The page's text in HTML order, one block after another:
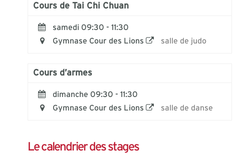
Cours de Tai Chi Chuan
samedi 09:30 - 11:30
Gymnase Cour des Lions
salle de judo
Cours d’armes
dimanche 09:30 - 11:30
Gymnase Cour des Lions
salle de danse
Le calendrier des stages